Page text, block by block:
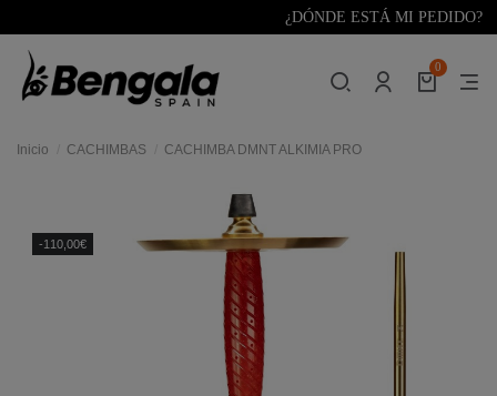
¿DÓNDE ESTÁ MI PEDIDO?
0
Inicio CACHIMBAS CACHIMBA DMNT ALKIMIA PRO
-110,00€